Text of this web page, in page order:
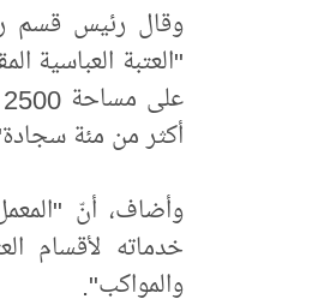
وقال رئيس قسم
"العتبة العباسية
أكثر من مئة
وأضاف، أنّ
خدماته لأقسام
والمواكب".